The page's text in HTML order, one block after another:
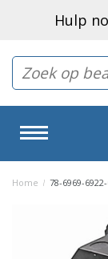
Hulp
Home / 78-6969-